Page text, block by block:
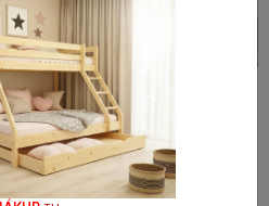
skladom
Zábrana dvere, schody 72-122
cm výška 82 cm
43,51 €